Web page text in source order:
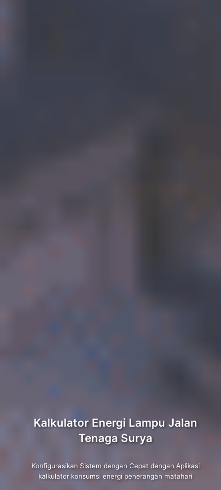
Kalkulator Energi Lampu Jalan
Tenaga Surya
Konfigurasikan Sistem dengan Cepat dengan Aplikasi
kalkulator konsumsi energi penerangan matahari